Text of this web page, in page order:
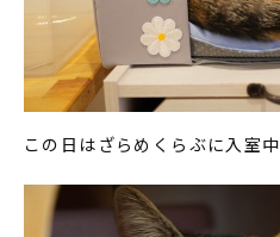
この日はざらめくらぶに入室中